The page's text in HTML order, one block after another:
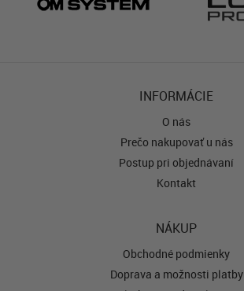
INFORMÁCIE
O nás
Prečo nakupovať u nás
Postup pri objednávaní
Kontakt
NÁKUP
Obchodné podmienky
Doprava a možnosti platby